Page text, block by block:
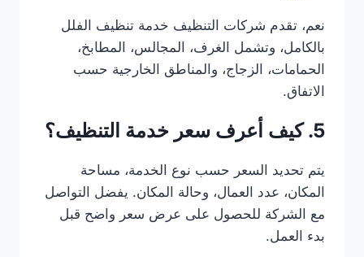
نعم، تقدم شركات التنظيف خدمة تنظيف الفلل
بالكامل، وتشمل الغرف، المجالس، المطابخ،
الحمامات، الزجاج، والمناطق الخارجية حسب
الاتفاق.
5. كيف أعرف سعر خدمة التنظيف؟
يتم تحديد السعر حسب نوع الخدمة، مساحة
المكان، عدد العمال، وحالة المكان. يفضل التواصل
مع الشركة للحصول على عرض سعر واضح قبل
بدء العمل.